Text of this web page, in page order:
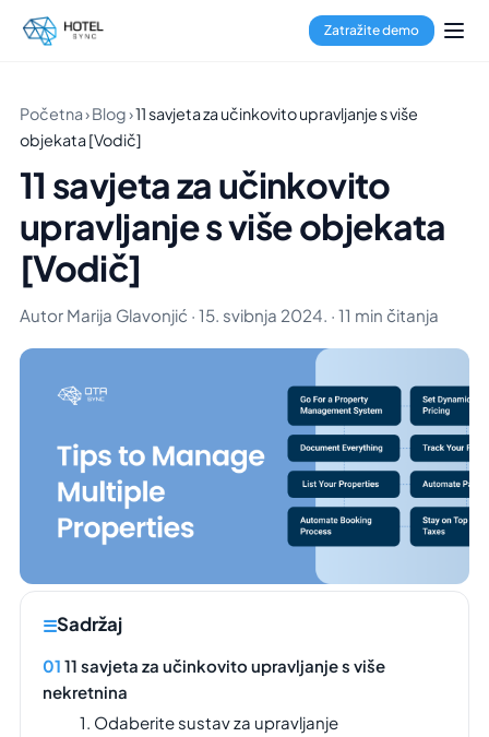
Zatražite demo
Početna›Blog›11 savjeta za učinkovito upravljanje s više
objekata [Vodič]
11 savjeta za učinkovito
upravljanje s više objekata
[Vodič]
Autor Marija Glavonjić · 15. svibnja 2024. · 11 min čitanja
Sadržaj
11 savjeta za učinkovito upravljanje s više
nekretnina
1. Odaberite sustav za upravljanje